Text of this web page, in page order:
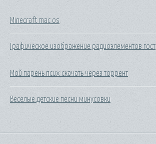
Minecraft mac os
Графическое изображение радиоэлементов гост
Мой парень псих скачать через торрент
Веселые детские песни минусовки